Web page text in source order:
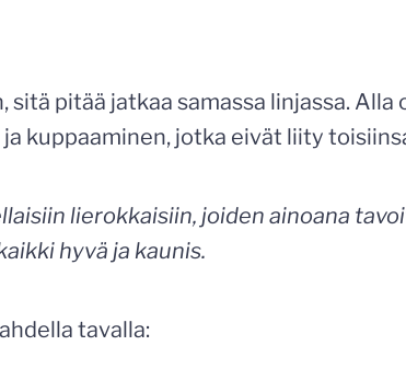
pitää jatkaa samassa linjassa. Alla
kuppaaminen, jotka eivät liity
lierokkaisiin, joiden ainoana
hyvä ja kaunis.
tavalla: